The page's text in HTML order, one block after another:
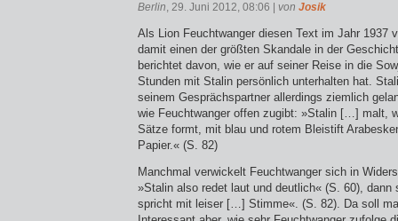
Berlin, 29. Juni 2012, 08:06 | von Josik
Als Lion Feuchtwanger diesen Text im Jahr 1937
damit einen der größten Skandale in der
berichtet davon, wie er auf seiner Reise in die
Stunden mit Stalin persönlich unterhalten hat.
seinem Gesprächspartner allerdings ziemlich
wie Feuchtwanger offen zugibt: »Stalin […] malt,
Sätze formt, mit blau und rotem Bleistift
Papier.« (S. 82)
Manchmal verwickelt Feuchtwanger sich in
»Stalin also redet laut und deutlich« (S. 60),
spricht mit leiser […] Stimme«. (S. 82). Da soll